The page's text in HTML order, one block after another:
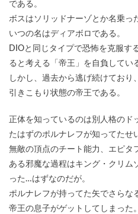
である。
ボスはソリッドナーゾとか名乗っ
いつの名はディアボロである。
DIOと同じタイプで恐怖を克服す
ると考える「帝王」を自負してい
しかし、過去から逃げ続けてお
引きこもり状態の帝王である。
正体を知っているのは別人格のド
たはずのポルナレフが知ってたせ
無敵の頂点のチート能力、エピタ
ある邪魔な過程はキング・クリム
った…はずなのだが。
ポルナレフが持ってた矢でさらな
帝王の息子がゲットしてしまった。